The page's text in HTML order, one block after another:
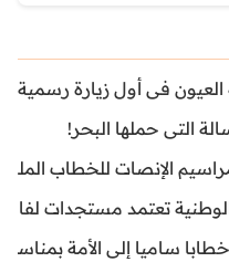
في أول زيارة رسمية
التي حملها البحر!
الإنصات للخطاب
الوطنية تعتمد مستجدات
الأمة بمناسبة الذكرى الـ27